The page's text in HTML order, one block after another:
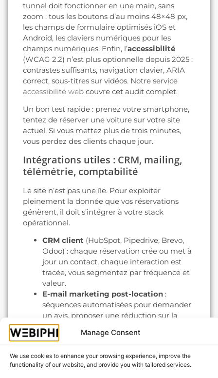
Manage Consent
We use cookies to enhance your browsing experience, improve the
functionality of our website, and provide you with tailored services.
tunnel doit fonctionner en une main, sans
zoom : tous les boutons d’au moins 48×48 px,
les champs de formulaire optimisés iOS et
Android, les claviers numériques pour les
champs numériques. Enfin, l’accessibilité
(WCAG 2.2) n’est plus optionnelle depuis 2025 :
contrastes suffisants, navigation clavier, ARIA
correct, sous-titres sur vidéos. Notre service
accessibilité web couvre cet audit complet.
Un bon test rapide : prenez votre smartphone,
tentez de réserver une voiture sur votre site
actuel. Si vous mettez plus de trois minutes,
vous perdez des clients chaque jour.
Intégrations utiles : CRM, mailing,
télémétrie, comptabilité
Le site n’est pas une île. Pour exploiter
pleinement la donnée que vos réservations
génèrent, il doit s’intégrer à votre stack
opérationnel.
CRM client (HubSpot, Pipedrive, Brevo,
Odoo) : chaque réservation crée ou met à
jour un contact, chaque interaction est
tracée, vous segmentez par fréquence et
valeur.
E-mail marketing post-location :
séquences automatisées pour demander
un avis, proposer une réduction sur la
prochaine location, relancer les clients
dormants. C’est le levier de fidélisation le
Télémétrie véhicule: intégration avec les
boîtiers GPS et OBD-II pour suivre le